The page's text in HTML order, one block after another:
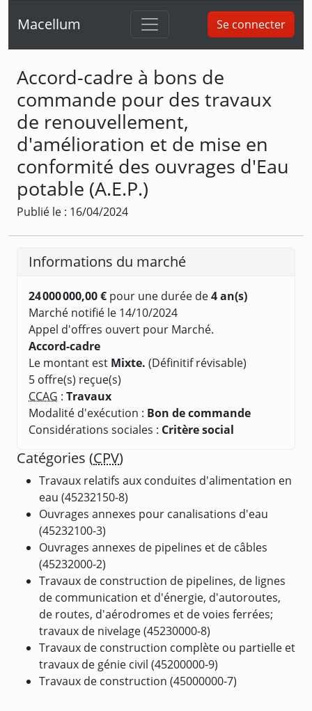
Macellum Se connecter
Accord-cadre à bons de
commande pour des travaux
de renouvellement,
d'amélioration et de mise en
conformité des ouvrages d'Eau
potable (A.E.P.)
Publié le : 16/04/2024
Informations du marché
24 000 000,00 € pour une durée de4 an(s)
Marché notifié le 14/10/2024
Appel d'offres ouvert pour Marché.
Accord-cadre
Le montant est Mixte. (Définitif révisable)
5 offre(s) reçue(s)
CCAG : Travaux
Modalité d'exécution : Bon de commande
Considérations sociales : Critère social
Catégories (CPV)
Travaux relatifs aux conduites d'alimentation en
eau (45232150-8)
Ouvrages annexes pour canalisations d'eau
(45232100-3)
Ouvrages annexes de pipelines et de câbles
(45232000-2)
Travaux de construction de pipelines, de lignes
de communication et d'énergie, d'autoroutes,
de routes, d'aérodromes et de voies ferrées;
travaux de nivelage (45230000-8)
Travaux de construction complète ou partielle et
travaux de génie civil (45200000-9)
Travaux de construction (45000000-7)